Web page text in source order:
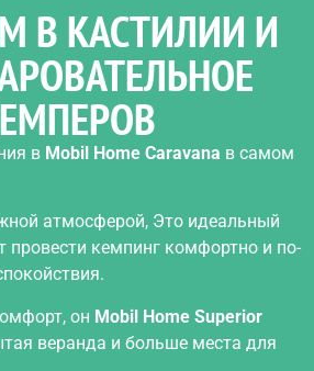
В КАСТИЛИИ И
в Mobil Home Caravana в самом
атмосферой, Это идеальный
провести кемпинг комфортно и по-
он Mobil Home Superior
веранда и больше места для